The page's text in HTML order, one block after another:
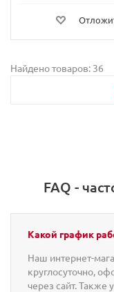
Найдено товаров: 36
FAQ -
Какой график
Наш интернет-
круглосуточно,
через сайт. Также